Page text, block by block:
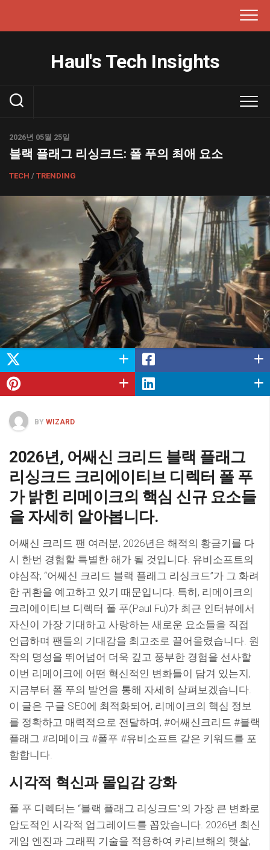
으
Haul's Tech Insights
2026년 05월 25일
블랙 플래그 리싱크드: 폴 푸의 최애 요소
TECH / TRENDING
BY WIZARD
2026년, 어쌔신 크리드 블랙 플래그
리싱크드 크리에이티브 디렉터 폴 푸
가 밝힌 리메이크의 핵심 신규 요소들
을 자세히 알아봅니다.
어쌔신 크리드 팬 여러분, 2026년은 해적의 황금기를 다
시 한번 경험할 특별한 해가 될 것입니다. 유비소프트의
야심작, “어쌔신 크리드 블랙 플래그 리싱크드”가 그 화려
한 귀환을 예고하고 있기 때문입니다. 특히, 리메이크의
크리에이티브 디렉터 폴 푸(Paul Fu)가 최근 인터뷰에서
자신이 가장 기대하고 사랑하는 새로운 요소들을 직접
언급하며 팬들의 기대감을 최고조로 끌어올렸습니다. 원
작의 명성을 뛰어넘어 더욱 깊고 풍부한 경험을 선사할
이번 리메이크에 어떤 혁신적인 변화들이 담겨 있는지,
지금부터 폴 푸의 발언을 통해 자세히 살펴보겠습니다.
이 글은 구글 SEO에 최적화되어, 리메이크의 핵심 정보
를 정확하고 매력적으로 전달하며, #어쌔신크리드 #블랙
플래그 #리메이크 #폴푸 #유비소프트 같은 키워드를 포
함합니다.
시각적 혁신과 몰입감 강화
폴 푸 디렉터는 “블랙 플래그 리싱크드”의 가장 큰 변화로
압도적인 시각적 업그레이드를 꼽았습니다. 2026년 최신
게임 엔진과 그래픽 기술을 적용하여 카리브해의 햇살,